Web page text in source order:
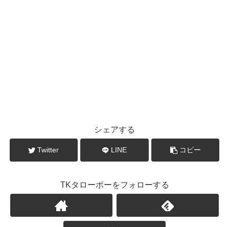
シェアする
Twitter LINE コピー
TKタローボーをフォローする